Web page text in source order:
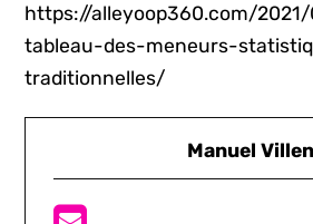
https://alleyoop360.com/
tableau-des-meneurs-
traditionnelles/
Manuel